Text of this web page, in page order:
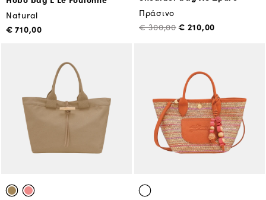
Natural
€ 710,00
Πράσινο
€ 300,00€ 210,00